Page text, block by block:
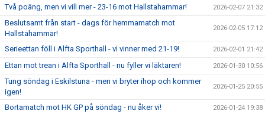
Två poäng, men vi vill mer - 23-16 mot Hallstahammar! 2026-02-07 21:32
Beslutsamt från start - dags för hemmamatch mot
Hallstahammar!
2026-02-05 17:12
Serieettan föll i Alfta Sporthall - vi vinner med 21-19! 2026-02-01 21:42
Ettan mot trean i Alfta Sporthall - nu fyller vi läktaren! 2026-01-30 10:56
Tung söndag i Eskilstuna - men vi bryter ihop och kommer
igen!
2026-01-25 20:55
Bortamatch mot HK GP på söndag - nu åker vi! 2026-01-24 19:38